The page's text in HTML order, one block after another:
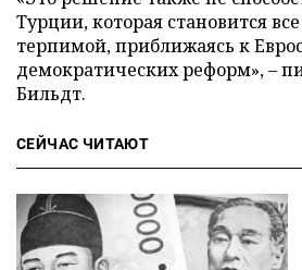
Турции, которая становится
терпимой, приближаясь к
демократических реформ», –
Бильдт.
СЕЙЧАС ЧИТАЮТ